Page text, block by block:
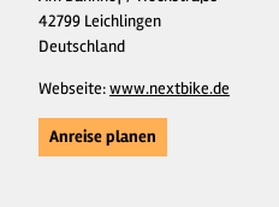
42799 Leichlingen
Deutschland
Webseite:www.nextbike.de
Anreise planen